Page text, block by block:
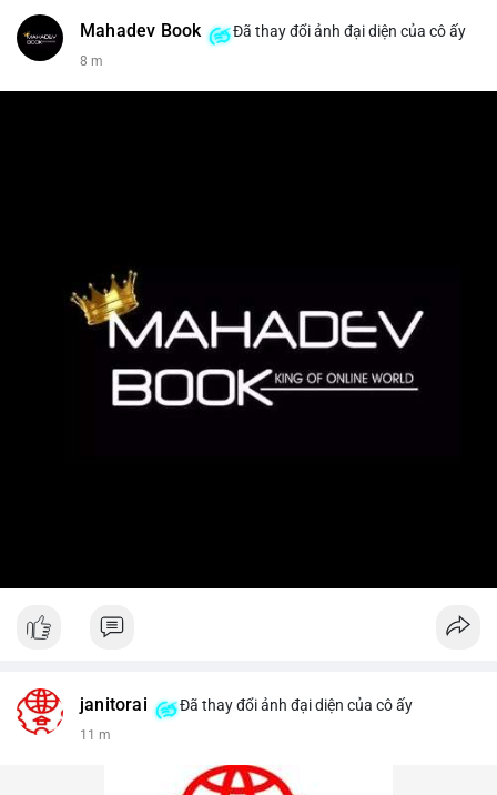
Mahadev Book Đã thay đổi ảnh đại diện của cô ấy
8 m
janitorai Đã thay đổi ảnh đại diện của cô ấy
11 m